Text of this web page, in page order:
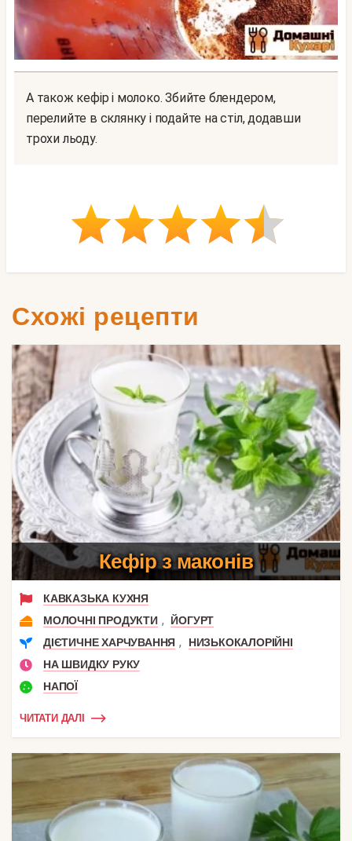
А також кефір і молоко. Збийте блендером,
перелийте в склянку і подайте на стіл, додавши
трохи льоду.
Схожі рецепти
Кефір з маконів
КАВКАЗЬКА КУХНЯ
МОЛОЧНІ ПРОДУКТИ ,
ЙОГУРТ
ДІЄТИЧНЕ ХАРЧУВАННЯ ,
НИЗЬКОКАЛОРІЙНІ
НА ШВИДКУ РУКУ
НАПОЇ
ЧИТАТИ ДАЛІ